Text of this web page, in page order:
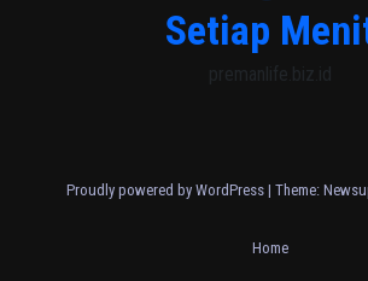
Setiap
premanlife.biz.id
Proudly powered by WordPress | Theme:
Home